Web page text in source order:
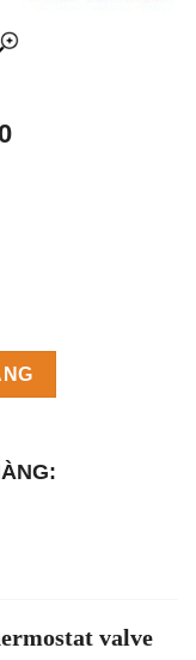
lượng
valve